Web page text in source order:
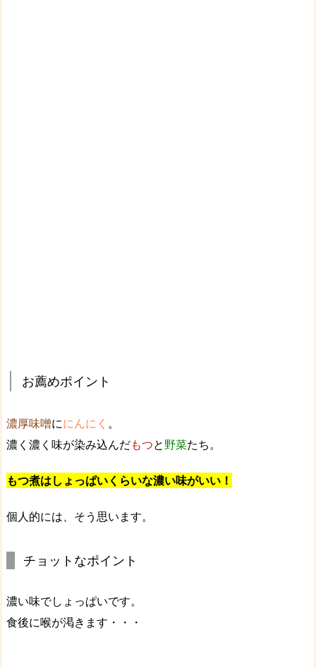
お薦めポイント
濃厚味噌ににんにく 。
濃く濃く味が染み込んだもつと野菜たち。
もつ煮はしょっぱいくらいな濃い味がいい！
個人的には、そう思います。
チョットなポイント
濃い味でしょっぱいです。
食後に喉が渇きます・・・